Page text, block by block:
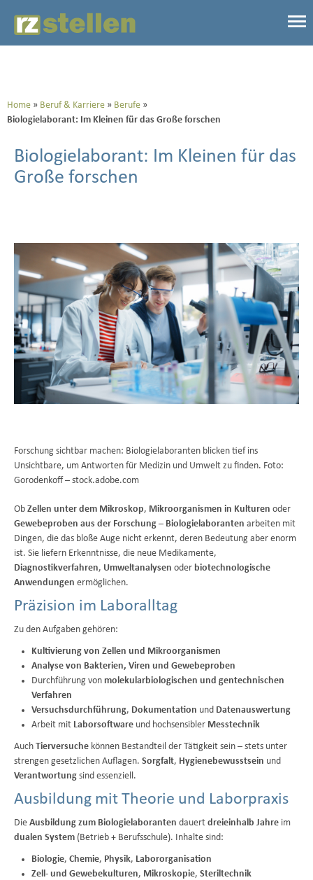
Home Beruf & Karriere
Berufe
Biologielaborant: Im Kleinen für das Große forschen
Biologielaborant: Im Kleinen für das
Große forschen
Forschung sichtbar machen: Biologielaboranten blicken tief ins
Unsichtbare, um Antworten für Medizin und Umwelt zu finden. Foto:
Gorodenkoff – stock.adobe.com
Ob Zellen unter dem Mikroskop, Mikroorganismen in Kulturen oder
Gewebeproben aus der Forschung – Biologielaboranten arbeiten mit
Dingen, die das bloße Auge nicht erkennt, deren Bedeutung aber enorm
ist. Sie liefern Erkenntnisse, die neue Medikamente,
Diagnostikverfahren, Umweltanalysen oder biotechnologische
Anwendungen ermöglichen.
Präzision im Laboralltag
Zu den Aufgaben gehören:
Kultivierung von Zellen und Mikroorganismen
Analyse von Bakterien, Viren und Gewebeproben
Durchführung von molekularbiologischen und gentechnischen
Verfahren
Versuchsdurchführung, Dokumentation und Datenauswertung
Arbeit mit Laborsoftware und hochsensibler Messtechnik
Auch Tierversuche können Bestandteil der Tätigkeit sein – stets unter
strengen gesetzlichen Auflagen. Sorgfalt, Hygienebewusstsein und
Verantwortung sind essenziell.
Ausbildung mit Theorie und Laborpraxis
Die Ausbildung zum Biologielaboranten dauert dreieinhalb Jahre im
dualen System (Betrieb + Berufsschule). Inhalte sind:
Biologie, Chemie, Physik, Labororganisation
Zell- und Gewebekulturen, Mikroskopie, Steriltechnik